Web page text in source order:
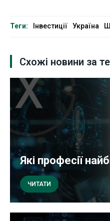
Теги: Інвестиції Україна
Схожі новини за
Які професії
ЧИТАТИ